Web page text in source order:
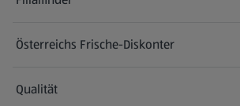
Österreichs Frische-Diskonter
Qualität